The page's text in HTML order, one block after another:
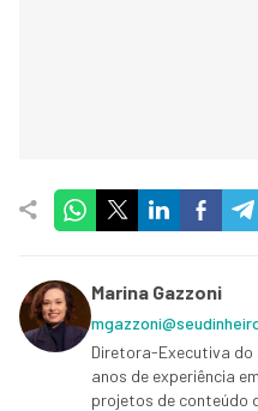
Marina Gazzoni
Diretora-Executiva do
anos de experiência
projetos de conteúdo